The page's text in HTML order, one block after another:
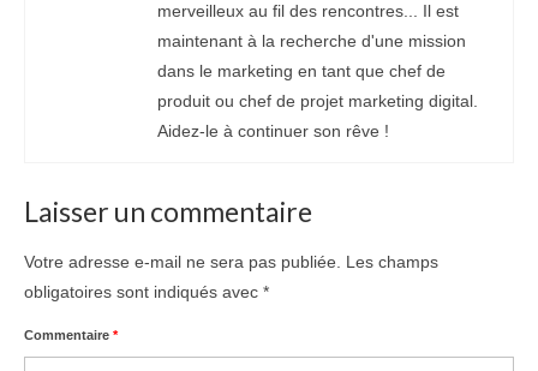
merveilleux au fil des rencontres... Il est
maintenant à la recherche d'une mission
dans le marketing en tant que chef de
produit ou chef de projet marketing digital.
Aidez-le à continuer son rêve !
Laisser un commentaire
Votre adresse e-mail ne sera pas publiée.
Les champs
obligatoires sont indiqués avec *
Commentaire *